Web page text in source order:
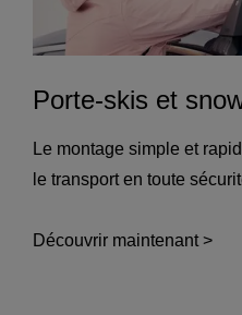
Porte-skis et
Le montage simple et
le transport en toute
Découvrir maintenant >